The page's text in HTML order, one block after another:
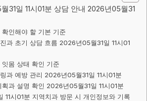
31일 11시01분 상담 안내 2026년05월31
인해야 할 기본 기준
과 초기 상담 흐름 2026년05월31일 11시01
몸 상태 확인 기준
과 예방 관리 2026년05월31일 11시01분
과 설명 확인 2026년05월31일 11시01분
11시01분 지역치과 방문 시 개인정보와 기록